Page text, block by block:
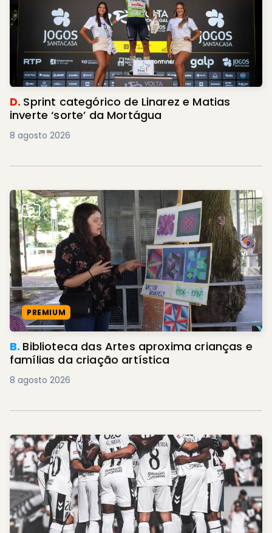
D. Sprint categórico de Linarez e Matias
inverte ‘sorte’ da Mortágua
8 agosto 2026
PREMIUM
B. Biblioteca das Artes aproxima crianças e
famílias da criação artística
8 agosto 2026